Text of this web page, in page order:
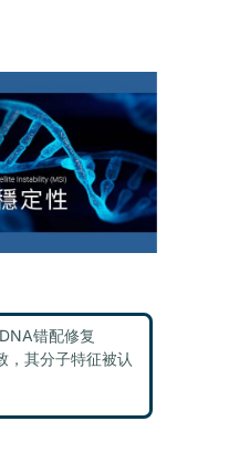
错配修复
，其分子特征被认